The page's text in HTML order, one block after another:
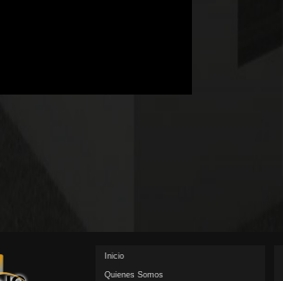
Inicio
Quienes Somos